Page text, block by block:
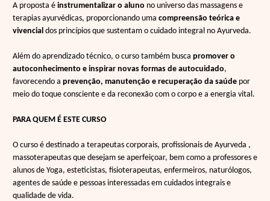
A proposta é instrumentalizar o aluno no universo das massagens e
terapias ayurvédicas, proporcionando uma compreensão teórica e
vivencial dos princípios que sustentam o cuidado integral no Ayurveda.
Além do aprendizado técnico, o curso também busca promover o
autoconhecimento e inspirar novas formas de autocuidado,
favorecendo a prevenção, manutenção e recuperação da saúde por
meio do toque consciente e da reconexão com o corpo e a energia vital.
PARA QUEM É ESTE CURSO
O curso é destinado a terapeutas corporais, profissionais de Ayurveda ,
massoterapeutas que desejam se aperfeiçoar, bem como a professores e
alunos de Yoga, esteticistas, fisioterapeutas, enfermeiros, naturólogos,
agentes de saúde e pessoas interessadas em cuidados integrais e
qualidade de vida.